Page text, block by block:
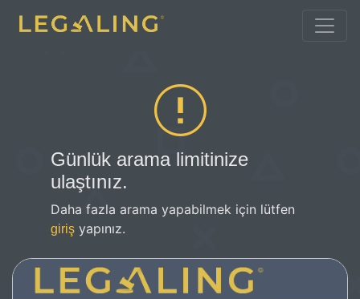
Günlük arama limitinize
ulaştınız.
Daha fazla arama yapabilmek için lütfen
giriş yapınız.